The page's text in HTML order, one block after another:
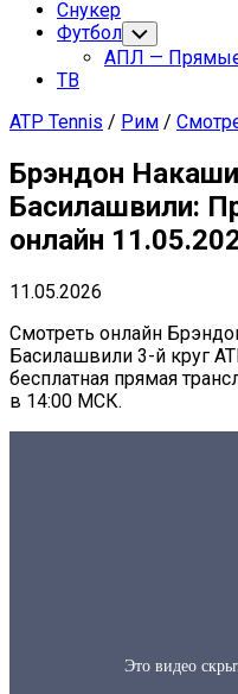
Снукер
Футбол Переключатель
дочернего
меню
АПЛ — Прямые
ТВ
ATP Tennis / Рим /
Брэндон
Басилашвили:
онлайн
11.05.2026
Смотреть онлайн
Басилашвили 3-й круг
бесплатная прямая
в 14:00 МСК.